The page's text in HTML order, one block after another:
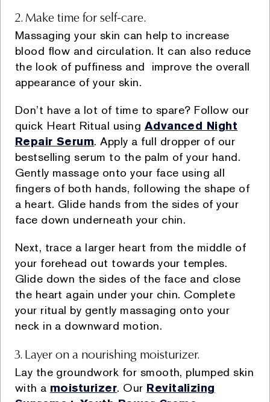
2. Make time for self-care.
Massaging your skin can help to increase
blood flow and circulation. It can also reduce
the look of puffiness and improve the overall
appearance of your skin.
Don’t have a lot of time to spare? Follow our
quick Heart Ritual using Advanced Night
Repair Serum. Apply a full dropper of our
bestselling serum to the palm of your hand.
Gently massage onto your face using all
fingers of both hands, following the shape of
a heart. Glide hands from the sides of your
face down underneath your chin.
Next, trace a larger heart from the middle of
your forehead out towards your temples.
Glide down the sides of the face and close
the heart again under your chin. Complete
your ritual by gently massaging onto your
neck in a downward motion.
3. Layer on a nourishing moisturizer.
Lay the groundwork for smooth, plumped skin
with a moisturizer. Our Revitalizing
parfümerilerin içerisinde yer alan Şirket’e ait
kiosklardan sözlü veya yazılı olarak,
v. Müşterilerin tüm satış kanalları veya sosyal medya ve
şikâyet platformları üzerinden, global ya da Müşteri
İletişim Merkezi’ne yapmış oldukları sözlü ve yazılı
vi. Müşterilerin mağaza ziyaretleri esnasında doldurulan
müşteri kartları, müşteri ilişkileri yönetim programları
(CRM) ve diğer müşteri programları vasıtasıyla,
vii. Şirket sadakat programı kapsamında
gerçekleştirilen üyelik işlemleri vasıtasıyla,
viii. Mağazalar içerisinde yer alan kapalı devre kamera
sistemi vasıtasıyla,
ix. Şirket’in müşterilerine ilişkin olarak hizmet aldığı ve
iş ilişkisi içerisinde anlaşmalı olduğu üçüncü kişiler
Kişisel Verilerin işlenmesine ilişkin KVKK’nın 5. ve 6.
maddesinde belirtilen hukuki sebepler aşağıdaki
gibidir:
i. Açık rızanızın bulunması,
ii. Kanunlarda açıkça öngörülmesi,
durumda bulunan veya rızasına hukuki geçerlilik
tanınmayan kişinin kendisinin ya da bir başkasının
hayatı veya beden bütünlüğünün korunması için zorunlu